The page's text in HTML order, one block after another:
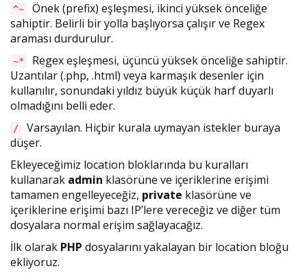
^~
Önek (prefix) eşleşmesi, ikinci yüksek önceliğe
sahiptir. Belirli bir yolla başlıyorsa çalışır ve Regex
araması durdurulur.
~*
Regex eşleşmesi, üçüncü yüksek önceliğe sahiptir.
Uzantılar (.php, .html) veya karmaşık desenler için
kullanılır, sonundaki yıldız büyük küçük harf duyarlı
olmadığını belli eder.
/
Varsayılan. Hiçbir kurala uymayan istekler buraya
düşer.
Ekleyeceğimiz location bloklarında bu kuralları
kullanarak admin klasörüne ve içeriklerine erişimi
tamamen engelleyeceğiz, private klasörüne ve
içeriklerine erişimi bazı IP’lere vereceğiz ve diğer tüm
dosyalara normal erişim sağlayacağız.
İlk olarak PHP dosyalarını yakalayan bir location bloğu
ekliyoruz.